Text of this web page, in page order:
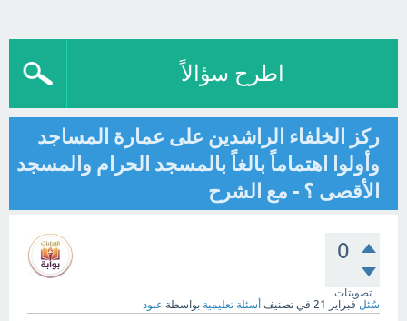
اطرح سؤالاً
ركز الخلفاء الراشدين على عمارة المساجد
وأولوا اهتماماً بالغاً بالمسجد الحرام والمسجد
الأقصى ؟ - مع الشرح
0
تصويتات
سُئل فبراير 21 في تصنيف أسئلة تعليمية بواسطة عبود